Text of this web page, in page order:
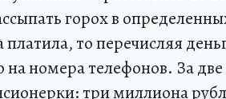
горох в
то перечисляя
на номера телефонов. За
три миллиона